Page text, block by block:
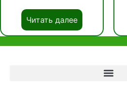
Читать далее